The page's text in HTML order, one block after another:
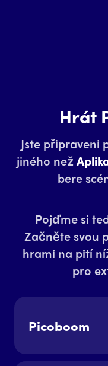
Hrát
Jste připraveni
jiného než
bere
Pojďme si
Začněte svou
hrami na pití
pro
Picoboom